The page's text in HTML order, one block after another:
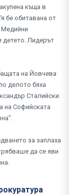
къща в
бе обитавана от
Медийни
детето. Лидерът
на Йовчева
делото бяха
Сталийски.
на Софийската
за заплаха
да се яви